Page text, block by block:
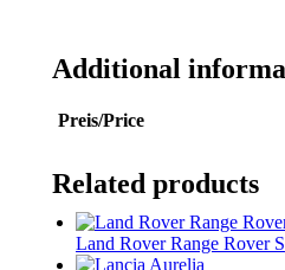
Additional
Preis/Price
Related products
Land Rover Range Rover